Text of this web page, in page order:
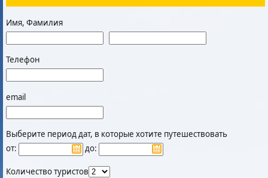
Имя, Фамилия
Телефон
email
Выберите период дат, в которые хотите путешествовать
от:
до:
Количество туристов